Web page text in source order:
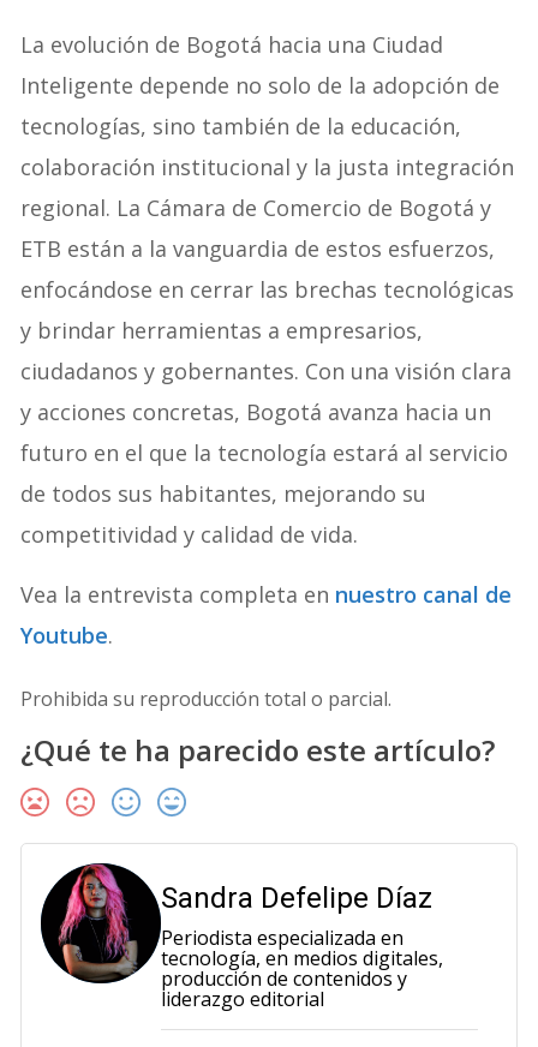
La evolución de Bogotá hacia una Ciudad
Inteligente depende no solo de la adopción de
tecnologías, sino también de la educación,
colaboración institucional y la justa integración
regional. La Cámara de Comercio de Bogotá y
ETB están a la vanguardia de estos esfuerzos,
enfocándose en cerrar las brechas tecnológicas
y brindar herramientas a empresarios,
ciudadanos y gobernantes. Con una visión clara
y acciones concretas, Bogotá avanza hacia un
futuro en el que la tecnología estará al servicio
de todos sus habitantes, mejorando su
competitividad y calidad de vida.
Vea la entrevista completa en nuestro canal de
Youtube.
Prohibida su reproducción total o parcial.
¿Qué te ha parecido este artículo?
Sandra Defelipe Díaz
Periodista especializada en
tecnología, en medios digitales,
producción de contenidos y
liderazgo editorial